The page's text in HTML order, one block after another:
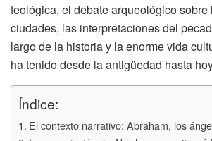
teológica, el debate arqueológico
ciudades, las interpretaciones del
largo de la historia y la enorme vida
ha tenido desde la antigüedad hasta
Índice:
El contexto narrativo: Abraham, los